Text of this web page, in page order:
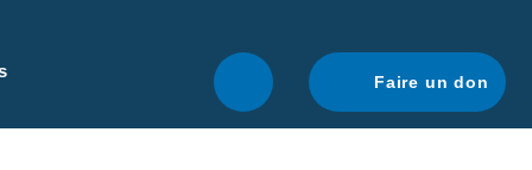
navigation optimale.
Faire un don